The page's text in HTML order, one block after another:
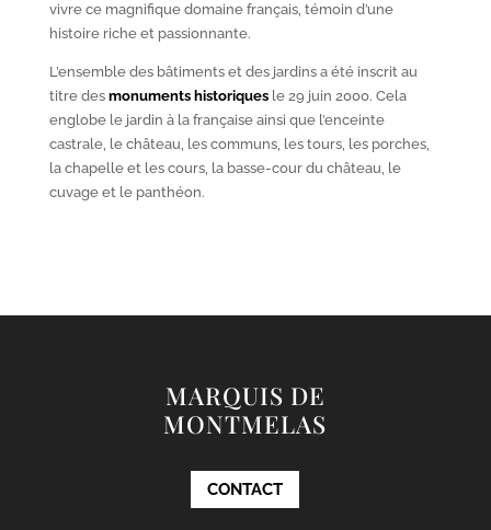
vivre ce magnifique domaine français, témoin d’une
histoire riche et passionnante.
L’ensemble des bâtiments et des jardins a été inscrit au
titre des monuments historiquesle 29 juin 2000. Cela
englobe le jardin à la française ainsi que l’enceinte
castrale, le château, les communs, les tours, les porches,
la chapelle et les cours, la basse-cour du château, le
cuvage et le panthéon.
MARQUIS DE
MONTMELAS
CONTACT